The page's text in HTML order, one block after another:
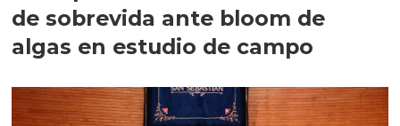
de sobrevida ante bloom de
algas en estudio de campo